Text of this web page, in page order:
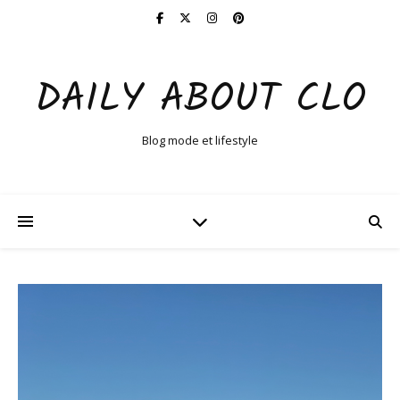
DAILY ABOUT CLO
Blog mode et lifestyle